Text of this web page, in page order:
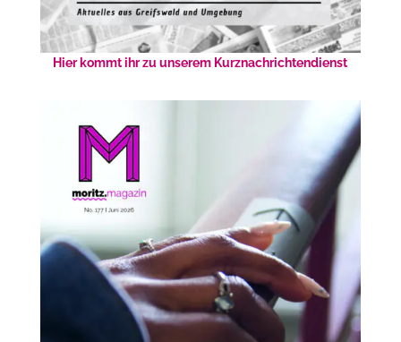
Hier kommt ihr zu unserem Kurznachrichtendienst